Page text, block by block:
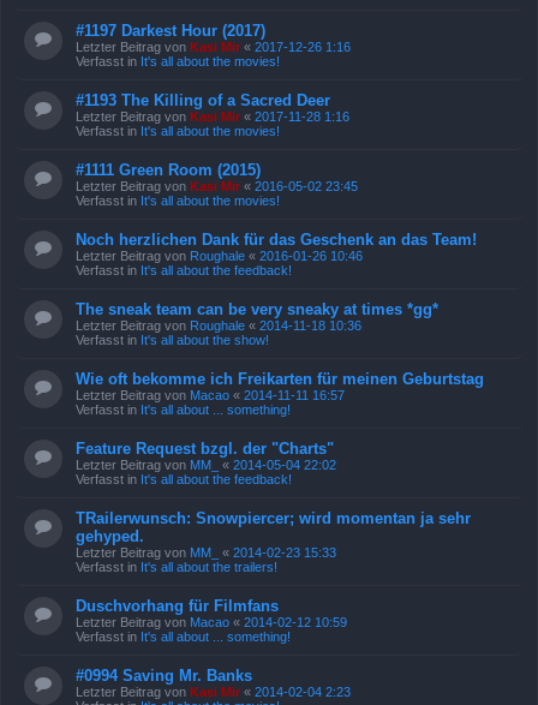
#1197 Darkest Hour (2017)
Letzter Beitrag von Kasi Mir « 2017-12-26 1:16
Verfasst in It's all about the movies!
#1193 The Killing of a Sacred Deer
Letzter Beitrag von Kasi Mir « 2017-11-28 1:16
Verfasst in It's all about the movies!
#1111 Green Room (2015)
Letzter Beitrag von Kasi Mir « 2016-05-02 23:45
Verfasst in It's all about the movies!
Noch herzlichen Dank für das Geschenk an das Team!
Letzter Beitrag von Roughale « 2016-01-26 10:46
Verfasst in It's all about the feedback!
The sneak team can be very sneaky at times *gg*
Letzter Beitrag von Roughale « 2014-11-18 10:36
Verfasst in It's all about the show!
Wie oft bekomme ich Freikarten für meinen Geburtstag
Letzter Beitrag von Macao « 2014-11-11 16:57
Verfasst in It's all about ... something!
Feature Request bzgl. der "Charts"
Letzter Beitrag von MM_ « 2014-05-04 22:02
Verfasst in It's all about the feedback!
TRailerwunsch: Snowpiercer; wird momentan ja sehr
gehyped.
Letzter Beitrag von MM_ « 2014-02-23 15:33
Verfasst in It's all about the trailers!
Duschvorhang für Filmfans
Letzter Beitrag von Macao « 2014-02-12 10:59
Verfasst in It's all about ... something!
#0994 Saving Mr. Banks
Letzter Beitrag von Kasi Mir « 2014-02-04 2:23